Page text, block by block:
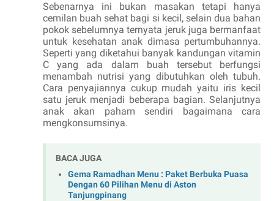
Sebenarnya ini bukan masakan tetapi hanya
cemilan buah sehat bagi si kecil, selain dua bahan
pokok sebelumnya ternyata jeruk juga bermanfaat
untuk kesehatan anak dimasa pertumbuhannya.
Seperti yang diketahui banyak kandungan vitamin
C yang ada dalam buah tersebut berfungsi
menambah nutrisi yang dibutuhkan oleh tubuh.
Cara penyajiannya cukup mudah yaitu iris kecil
satu jeruk menjadi beberapa bagian. Selanjutnya
anak akan paham sendiri bagaimana cara
mengkonsumsinya.
BACA JUGA
Gema Ramadhan Menu : Paket Berbuka Puasa
Dengan 60 Pilihan Menu di Aston
Tanjungpinang